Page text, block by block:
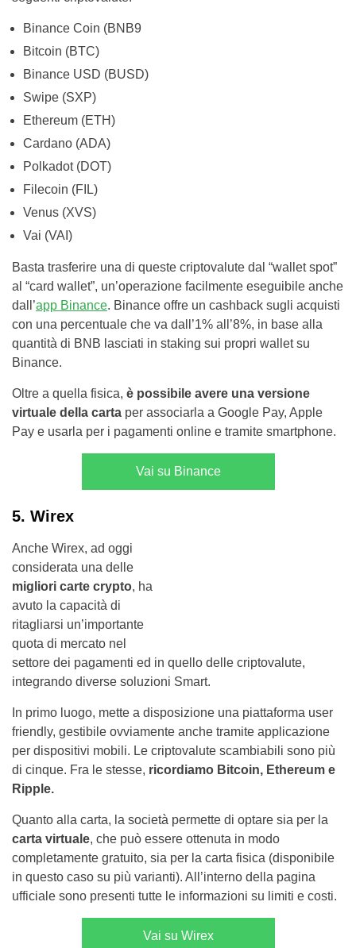
Binance Coin (BNB9
Bitcoin (BTC)
Binance USD (BUSD)
Swipe (SXP)
Ethereum (ETH)
Cardano (ADA)
Polkadot (DOT)
Filecoin (FIL)
Venus (XVS)
Vai (VAI)
Basta trasferire una di queste criptovalute dal “wallet spot”
al “card wallet”, un’operazione facilmente eseguibile anche
dall’app Binance. Binance offre un cashback sugli acquisti
con una percentuale che va dall’1% all’8%, in base alla
quantità di BNB lasciati in staking sui propri wallet su
Binance.
Oltre a quella fisica, è possibile avere una versione
virtuale della carta per associarla a Google Pay, Apple
Pay e usarla per i pagamenti online e tramite smartphone.
Vai su Binance
5. Wirex
Anche Wirex, ad oggi
considerata una delle
migliori carte crypto, ha
avuto la capacità di
ritagliarsi un’importante
quota di mercato nel
settore dei pagamenti ed in quello delle criptovalute,
integrando diverse soluzioni Smart.
In primo luogo, mette a disposizione una piattaforma user
friendly, gestibile ovviamente anche tramite applicazione
per dispositivi mobili. Le criptovalute scambiabili sono più
di cinque. Fra le stesse, ricordiamo Bitcoin, Ethereum e
Ripple.
Quanto alla carta, la società permette di optare sia per la
carta virtuale, che può essere ottenuta in modo
completamente gratuito, sia per la carta fisica (disponibile
in questo caso su più varianti). All’interno della pagina
ufficiale sono presenti tutte le informazioni su limiti e costi.
Vai su Wirex